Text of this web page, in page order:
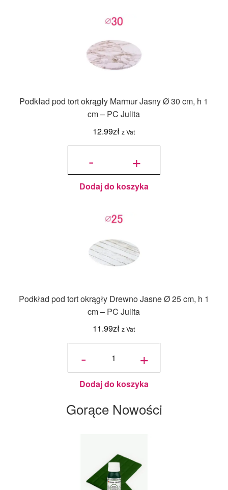
Podkład pod tort okrągły Marmur Jasny Ø 30 cm, h 1
cm – PC Julita
12.99zł z Vat
-
ilość
okrągły
Marmur
Jasny Ø
30 cm, h
1 cm -
Julita
+
Dodaj do koszyka
Podkład pod tort okrągły Drewno Jasne Ø 25 cm, h 1
cm – PC Julita
11.99zł z Vat
-
ilość
okrągły
Drewno
Jasne Ø
25 cm, h
1 cm -
Julita
+
Dodaj do koszyka
Gorące Nowości